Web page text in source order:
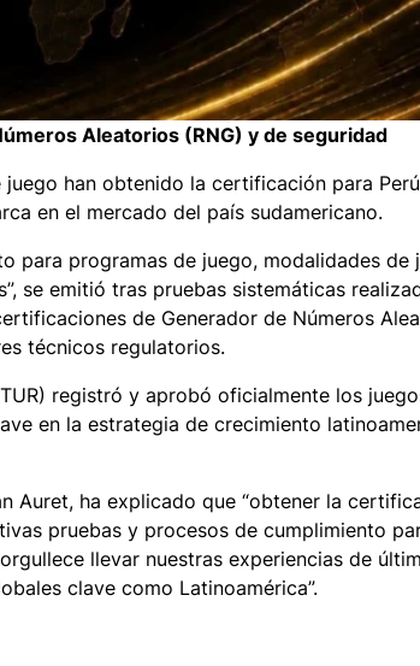
Aleatorios (RNG) y de seguridad
han obtenido la certificación para
en el mercado del país sudamericano.
para programas de juego, modalidades de
se emitió tras pruebas sistemáticas
de Generador de Números
técnicos regulatorios.
registró y aprobó oficialmente los
en la estrategia de crecimiento
Auret, ha explicado que “obtener la
pruebas y procesos de cumplimiento
llevar nuestras experiencias de
clave como Latinoamérica”.